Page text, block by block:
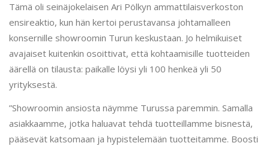
Tämä oli seinäjokelaisen Ari Pölkyn ammattilaisverkoston
ensireaktio, kun hän kertoi perustavansa johtamalleen
konsernille showroomin Turun keskustaan. Jo helmikuiset
avajaiset kuitenkin osoittivat, että kohtaamisille tuotteiden
äärellä on tilausta: paikalle löysi yli 100 henkeä yli 50
yrityksestä.
”Showroomin ansiosta näymme Turussa paremmin. Samalla
asiakkaamme, jotka haluavat tehdä tuotteillamme bisnestä,
pääsevät katsomaan ja hypistelemään tuotteitamme. Boosti